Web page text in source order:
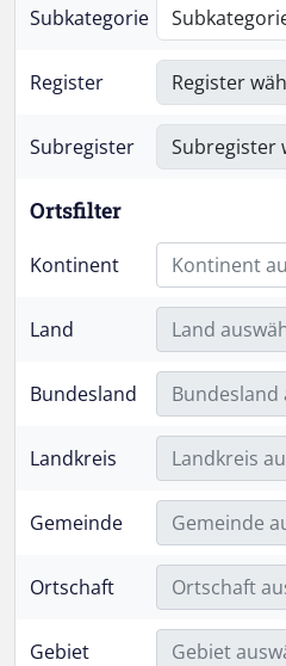
Subkategorie
Register
Subregister
Ortsfilter
Kontinent Kontinent
Land Land
Bundesland Bundesland
Landkreis Landkreis
Gemeinde Gemeinde
Ortschaft Ortschaft
Gebiet Gebiet